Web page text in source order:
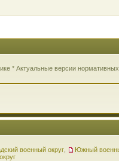
* Актуальные версии
военный округ Южный